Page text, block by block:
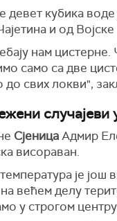
девет кубика
и од Војске
нам цистерне.
само са две
свих локви",
случaјeви
СјеницаАдмир
висораван.
је још
већем делу
у строгом